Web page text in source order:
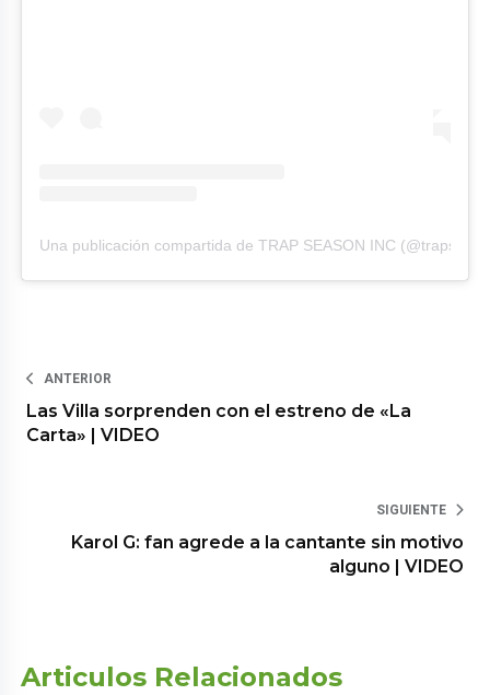
Una publicación compartida de TRAP SEASON INC
ANTERIOR
Las Villa sorprenden con el estreno de «La
Carta» | VIDEO
SIGUIENTE
Karol G: fan agrede a la cantante sin motivo
alguno | VIDEO
Articulos Relacionados